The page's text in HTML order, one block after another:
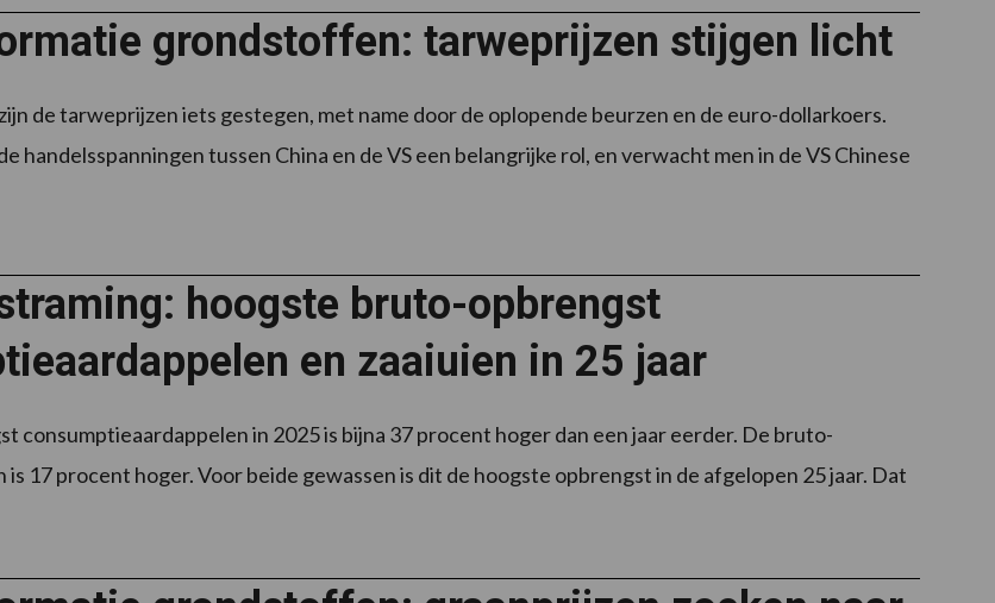
grondstoffen: tarweprijzen stijgen licht
de tarweprijzen iets gestegen, met name door de oplopende beurzen en de euro-dollarkoers.
handelsspanningen tussen China en de VS een belangrijke rol, en verwacht men in de VS Chinese
hoogste bruto-opbrengst
en zaaiuien in 25 jaar
consumptieaardappelen in 2025 is bijna 37 procent hoger dan een jaar eerder. De bruto-
is 17 procent hoger. Voor beide gewassen is dit de hoogste opbrengst in de afgelopen 25 jaar. Dat